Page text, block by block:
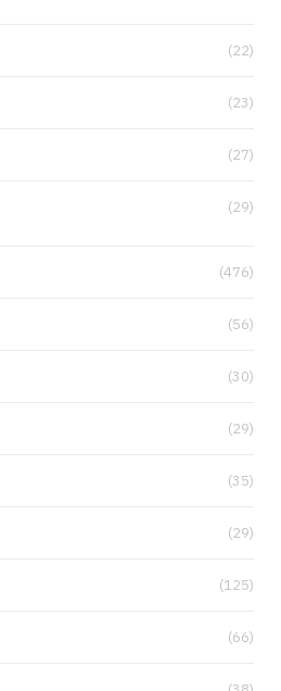
(22)
(23)
(27)
(29)
(476)
(56)
(30)
(29)
(35)
(29)
(125)
(66)